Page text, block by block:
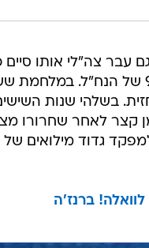
גם עבר צה"לי אותו
1965 הוא התגייס לצה"ל לגדוד
בשלהי שנות
למפקד גדוד מילואים